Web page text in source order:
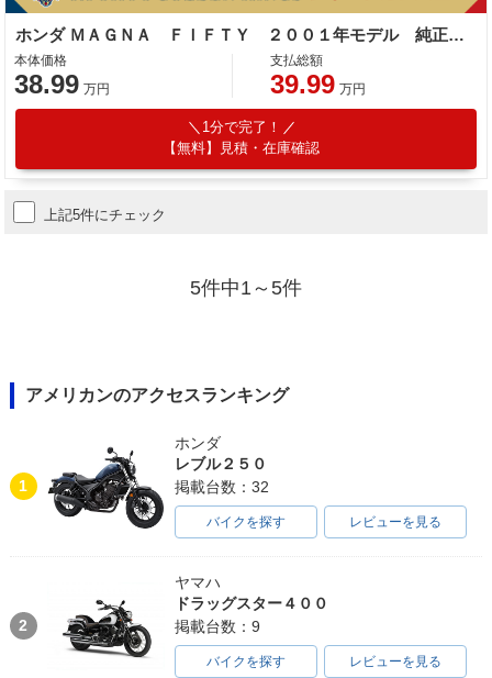
ホンダ ＭＡＧＮＡ ＦＩＦＴＹ ２００１年モデル 純正車両
本体価格
38.99 万円
支払総額
39.99 万円
1分で完了！
【無料】見積・在庫確認
上記5件にチェック
5件中1～5件
アメリカンのアクセスランキング
1
ホンダ
レブル２５０
掲載台数：32
バイクを探す レビューを見る
2
ヤマハ
ドラッグスター４００
掲載台数：9
バイクを探す レビューを見る